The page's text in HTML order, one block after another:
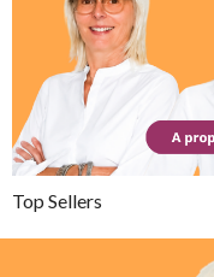
Top Sellers